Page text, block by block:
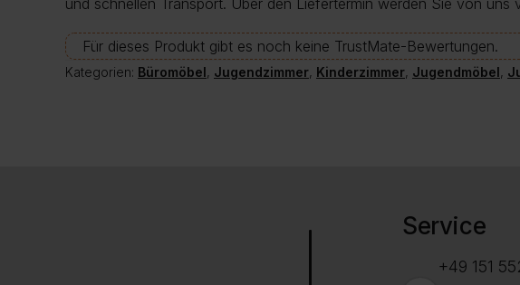
und schnellen Transport. Über den Liefertermin werden Sie von uns
Für dieses Produkt gibt es noch keine TrustMate-Bewertungen.
Kategorien: Büromöbel, Jugendzimmer, Kinderzimmer, Jugendmöbel,
Service
+49 151